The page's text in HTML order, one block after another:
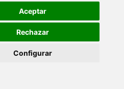
Aceptar
Rechazar
Configurar
doble con